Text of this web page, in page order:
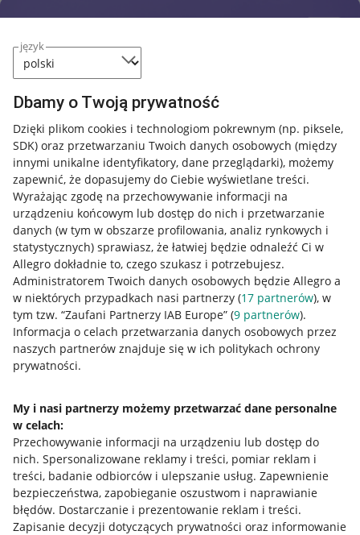
język
Dbamy o Twoją prywatność
Dzięki plikom cookies i technologiom pokrewnym (np. piksele,
SDK) oraz przetwarzaniu Twoich danych osobowych (między
innymi unikalne identyfikatory, dane przeglądarki), możemy
zapewnić, że dopasujemy do Ciebie wyświetlane treści.
Wyrażając zgodę na przechowywanie informacji na
urządzeniu końcowym lub dostęp do nich i przetwarzanie
danych (w tym w obszarze profilowania, analiz rynkowych i
statystycznych) sprawiasz, że łatwiej będzie odnaleźć Ci w
Allegro dokładnie to, czego szukasz i potrzebujesz.
Administratorem Twoich danych osobowych będzie Allegro a
w niektórych przypadkach nasi partnerzy (17 partnerów), w
tym tzw. “Zaufani Partnerzy IAB Europe” (9 partnerów).
Informacja o celach przetwarzania danych osobowych przez
naszych partnerów znajduje się w ich politykach ochrony
prywatności.
My i nasi partnerzy możemy przetwarzać dane personalne
w celach:
Przechowywanie informacji na urządzeniu lub dostęp do
nich. Spersonalizowane reklamy i treści, pomiar reklam i
treści, badanie odbiorców i ulepszanie usług. Zapewnienie
bezpieczeństwa, zapobieganie oszustwom i naprawianie
błędów. Dostarczanie i prezentowanie reklam i treści.
Zapisanie decyzji dotyczących prywatności oraz informowanie
Przydatne informacje
Jak to działa
Allegro Gadane dla sprzedających
Allegro Gadane dla kupujących
Mapa miejscowości
Informacje prawne